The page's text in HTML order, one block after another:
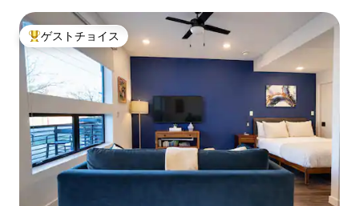
大好評のゲストチョイスです。
ゲストチョイス